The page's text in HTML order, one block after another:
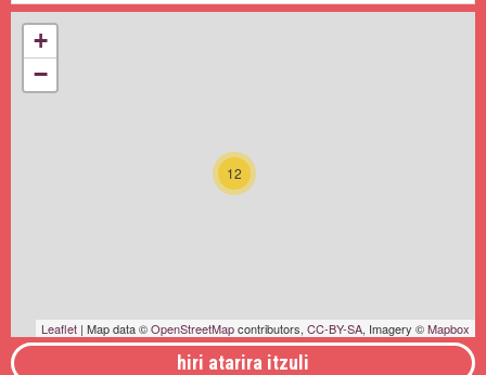
12
+
−
Leaflet | Map data ©OpenStreetMapcontributors, CC-BY-SA, Imagery ©Mapbox
hiri atarira itzuli